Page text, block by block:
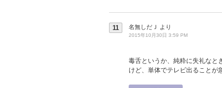
11 名無しだＪ より
2015年10月30日 3:59 PM
毒舌というか、純粋に失礼な
けど、単体でテレビ出ることが